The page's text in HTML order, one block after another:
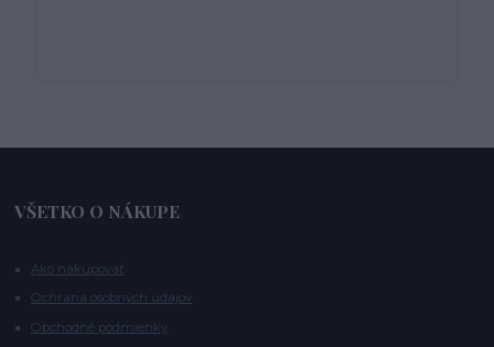
VŠETKO O NÁKUPE
Ako nakupovať
Ochrana osobných údajov
Obchodné podmienky